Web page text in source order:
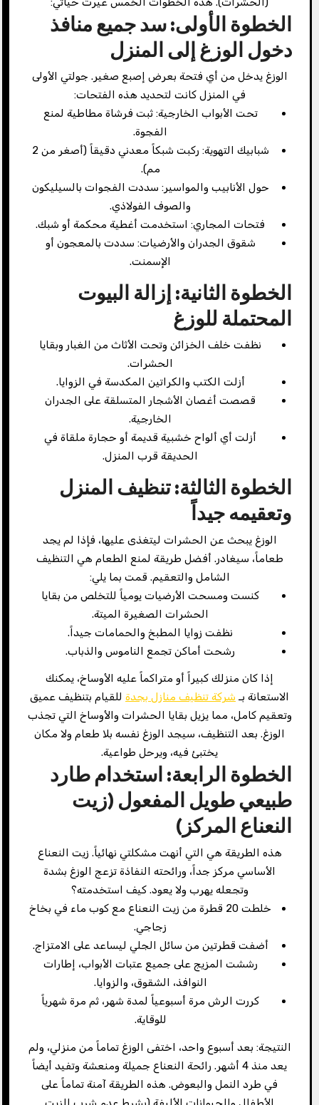
الخطوة الأولى: سد جميع منافذ
دخول الوزغ إلى المنزل
الوزغ يدخل من أي فتحة بعرض إصبع صغير. جولتي الأولى
في المنزل كانت لتحديد هذه الفتحات:
تحت الأبواب الخارجية: ثبت فرشاة مطاطية لمنع
الفجوة.
شبابيك التهوية: ركبت شبكاً معدني دقيقاً (أصغر من 2
مم).
حول الأنابيب والمواسير: سددت الفجوات بالسيليكون
والصوف الفولاذي.
فتحات المجاري: استخدمت أغطية محكمة أو شبك.
شقوق الجدران والأرضيات: سددت بالمعجون أو
الإسمنت.
الخطوة الثانية: إزالة البيوت
المحتملة للوزغ
نظفت خلف الخزائن وتحت الأثاث من الغبار وبقايا
الحشرات.
أزلت الكتب والكراتين المكدسة في الزوايا.
قصصت أغصان الأشجار المتسلقة على الجدران
الخارجية.
أزلت أي ألواح خشبية قديمة أو حجارة ملقاة في
الحديقة قرب المنزل.
الخطوة الثالثة: تنظيف المنزل
وتعقيمه جيداً
الوزغ يبحث عن الحشرات ليتغذى عليها، فإذا لم يجد
طعاماً، سيغادر. أفضل طريقة لمنع الطعام هي التنظيف
الشامل والتعقيم. قمت بما يلي:
كنست ومسحت الأرضيات يومياً للتخلص من بقايا
الحشرات الصغيرة الميتة.
نظفت زوايا المطبخ والحمامات جيداً.
رشحت أماكن تجمع الناموس والذباب.
إذا كان منزلك كبيراً أو متراكماً عليه الأوساخ، يمكنك
الاستعانة بـ شركة تنظيف منازل بجدة للقيام بتنظيف عميق
وتعقيم كامل، مما يزيل بقايا الحشرات والأوساخ التي تجذب
الوزغ. بعد التنظيف، سيجد الوزغ نفسه بلا طعام ولا مكان
يختبئ فيه، ويرحل طواعية.
الخطوة الرابعة: استخدام طارد
طبيعي طويل المفعول (زيت
النعناع المركز)
هذه الطريقة هي التي أنهت مشكلتي نهائياً. زيت النعناع
الأساسي مركز جداً، ورائحته النفاذة تزعج الوزغ بشدة
وتجعله يهرب ولا يعود. كيف استخدمته؟
خلطت 20 قطرة من زيت النعناع مع كوب ماء في بخاخ
زجاجي.
أضفت قطرتين من سائل الجلي ليساعد على الامتزاج.
رششت المزيج على جميع عتبات الأبواب، إطارات
النوافذ، الشقوق، والزوايا.
كررت الرش مرة أسبوعياً لمدة شهر، ثم مرة شهرياً
للوقاية.
النتيجة: بعد أسبوع واحد، اختفى الوزغ تماماً من منزلي، ولم
يعد منذ 4 أشهر. رائحة النعناع جميلة ومنعشة وتفيد أيضاً
في طرد النمل والبعوض. هذه الطريقة آمنة تماماً على